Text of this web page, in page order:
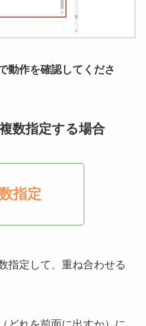
動作を確認してくださ
数指定する場合
指定
指定して、重ね合わせる